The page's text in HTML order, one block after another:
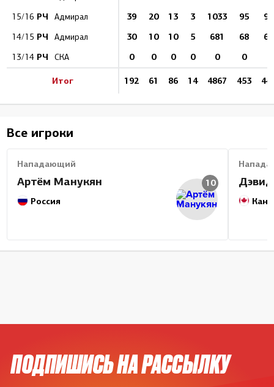
15/16 РЧ Адмирал 39 20 13 3 1033 95
14/15 РЧ Адмирал 30 10 10 5 681 68
13/14 РЧ СКА 0 0 0 0 0 0
Итог 192 61 86 14 4867 453
Все игроки
Нападающий
Артём Манукян
Россия
10
ПОДПИШИСЬ НА РАССЫЛКУ